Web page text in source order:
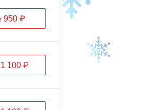
950 ₽
1 100 ₽